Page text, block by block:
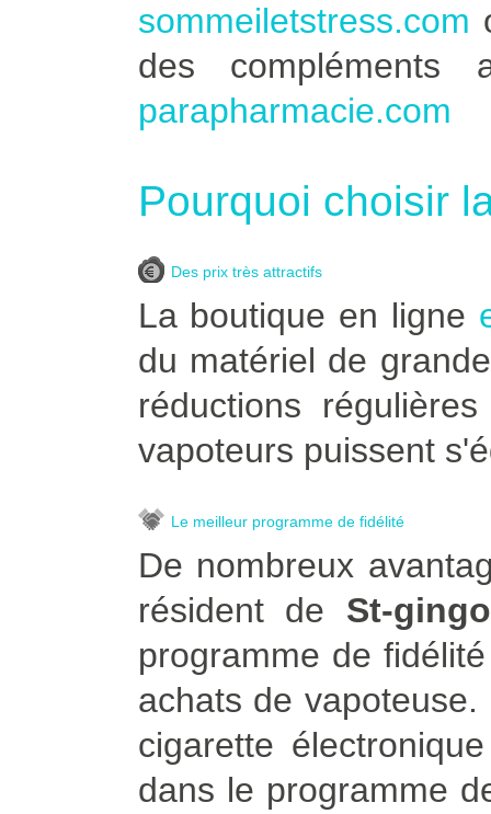
sommeiletstress.com
des compléments
parapharmacie.com
Pourquoi choisir
Des prix très attractifs
La boutique en ligne
du matériel de
réductions
vapoteurs puissent
Le meilleur programme de fidélité
De nombreux
résident de St-
programme de
achats de
cigarette
dans le programme